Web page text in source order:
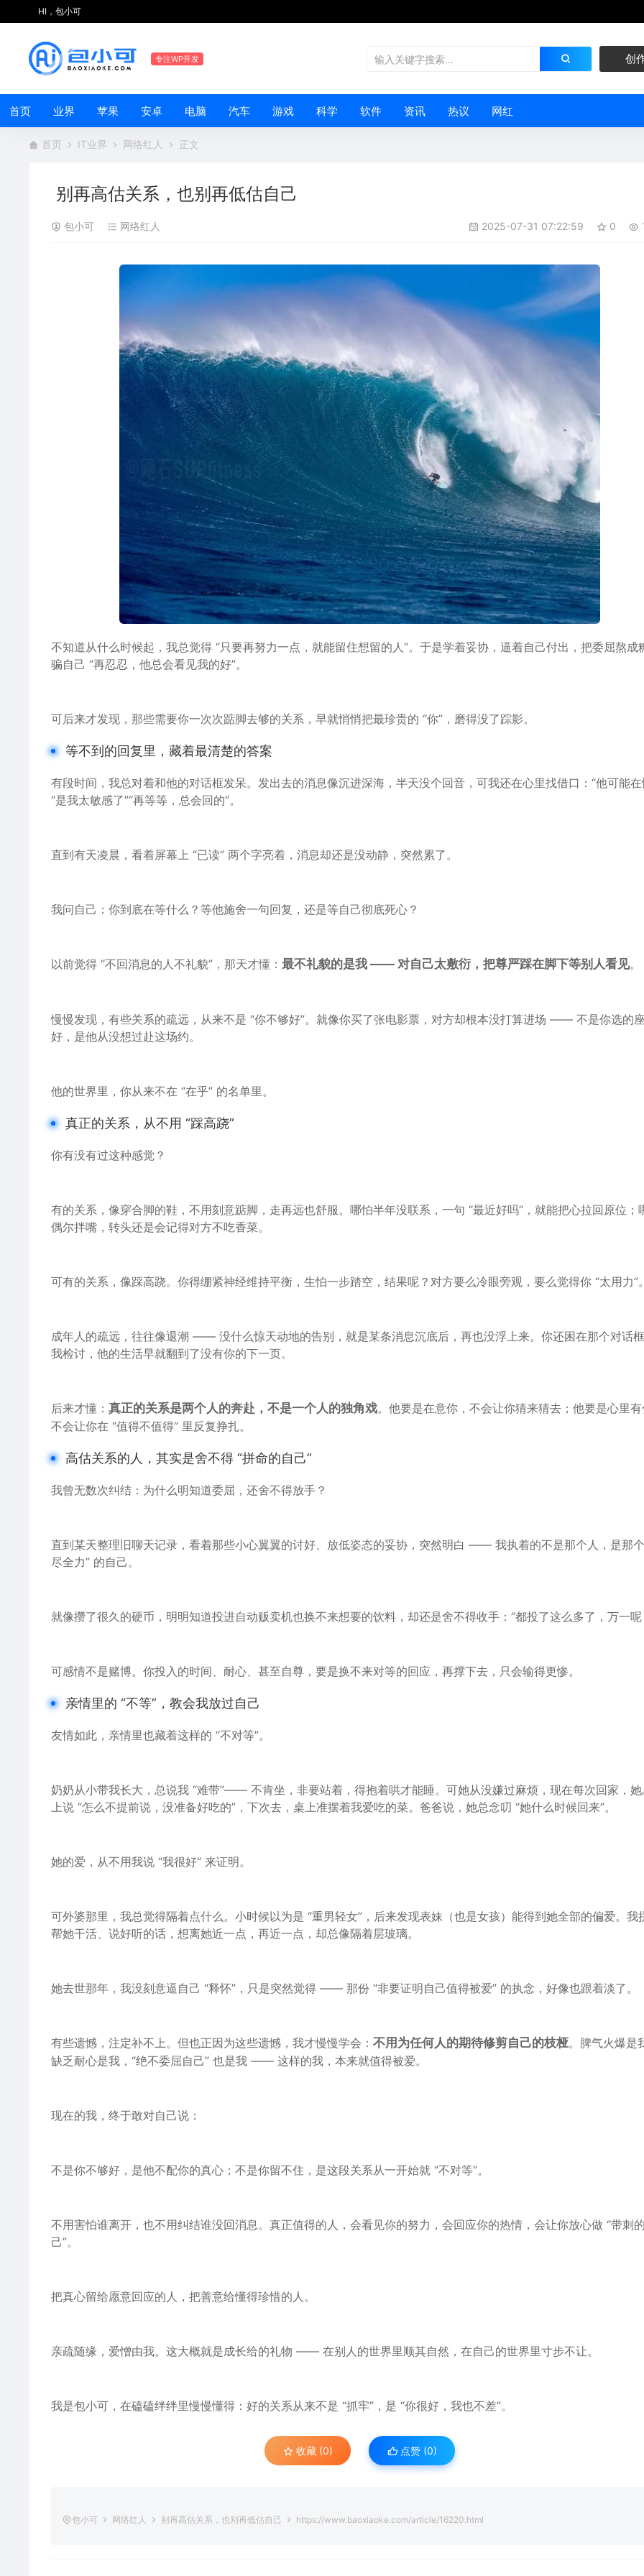
HI，包小可
专注WP开发 创
首页 业界 苹果 安卓 电脑 汽车 游戏 科学 软件 资讯 热议 网红
首页 IT业界 网络红人 正文
别再高估关系，也别再低估自己
包小可 网络红人 2025-07-31 07:22:59 0
不知道从什么时候起，我总觉得 “只要再努力一点， 就能留住想留的人”。于是学着妥协，逼着自己付出，把委屈熬成
骗自己 “再忍忍，他总会看见我的好”。
可后来才发现，那些需要你一次次踮脚去够的关系，早就悄悄把最珍贵的 “你”，磨得没了踪影。
等不到的回复里，藏着最清楚的答案
有段时间 ，我总对着和他的对话框发呆。发出去的消息像沉进深海 ，半天没个回音，可我还在心里找借口：“他可能在
“是我太敏感了”“再等等，总会回的”。
直到有天凌晨，看着屏幕上 “已读” 两个字亮着，消息却还是没动静，突然累了。
我问自己：你到底在等什么？等他施舍一句回复，还是等自己彻底死心？
以前觉得 “不回消息的人不礼貌”，那天才懂： 最不礼貌的是我 —— 对自己太敷衍，把尊严踩在脚下等别人看见。
慢慢发现，有些关系的疏远，从来不是 “你不够好”。就像你买了张电影票 ，对方却根本没打算进场 —— 不是你选的
好，是他从没想过赴这场约。
他的世界里，你从来不在 “在乎” 的名单里。
真正的关系，从不用 “踩高跷”
你有没有过这种感觉？
有的关系，像穿合脚的鞋 ，不用刻意踮脚，走再远也舒服。哪怕半年没联系，一句 “最近好吗”，就能把心拉回原位；
偶尔拌嘴，转头还是会记得对方不吃香菜。
可有的关系，像踩高跷。你得绷紧神经维持平衡，生怕一步踏空，结果呢？对方要么冷眼旁观，要么觉得你 “太用力”。
成年人的疏远，往往像退潮 —— 没什么惊天动地的告别，就是某条消息沉底后，再也没浮上来。你还困在那个对话
我检讨，他的生活早就翻到了没有你的下一页。
后来才懂： 真正的关系是两个人的奔赴，不是一个人的独角戏。他要是在意你，不会让你猜来猜去；他要是心里有
不会让你在 “值得不值得” 里反复挣扎。
高估关系的人，其实是舍不得 “拼命的自己”
我曾无数次纠结： 为什么明知道委屈，还舍不得放手？
直到某天整理旧聊天记录 ，看着那些小心翼翼的讨好、放低姿态的妥协，突然明白 —— 我执着的不是那个人，是那
尽全力” 的自己。
就像攒了很久的硬币，明明知道投进自动贩卖机也换不来想要的饮料 ，却还是舍不得收手：“都投了这么多了，万一呢
可感情不是赌博。你投入的时间、耐心、甚至自尊，要是换不来对等的回应 ，再撑下去，只会输得更惨。
亲情里的 “不等”，教会我放过自己
友情如此，亲情里也藏着这样的 “不对等”。
奶奶从小带我长大，总说我 “难带”—— 不肯坐，非要站着，得抱着哄才能睡。可她从没嫌过麻烦，现在每次回家，
上说 “怎么不提前说，没准备好吃的”，下次去，桌上准摆着我爱吃的菜。爸爸说，她总念叨 “她什么时候回来”。
她的爱，从不用我说 “我很好” 来证明。
可外婆那里，我总觉得隔着点什么。 小时候以为是 “重男轻女”，后来发现表妹（也是女孩）能得到她全部的偏爱。我
帮她干活、说好听的话 ，想离她近一点，再近一点，却总像隔着层玻璃。
她去世那年，我没刻意逼自己 “释怀”，只是突然觉得 —— 那份 “非要证明自己值得被爱” 的执念，好像也跟着淡了。
有些遗憾，注定补不上。但也正因为这些遗憾，我才慢慢学会： 不用为任何人的期待修剪自己的枝桠。脾气火爆是
缺乏耐心是我，“绝不委屈自己” 也是我 —— 这样的我，本来就值得被爱。
现在的我，终于敢对自己说：
不是你不够好，是他不配你的真心；不是你留不住，是这段关系从一开始就 “不对等”。
不用害怕谁离开，也不用纠结谁没回消息。真正值得的人，会看见你的努力，会回应你的热情，会让你放心做 “带刺
己”。
把真心留给愿意回应的人，把善意给懂得珍惜的人。
亲疏随缘，爱憎由我。这大概就是成长给的礼物 —— 在别人的世界里顺其自然，在自己的世界里寸步不让。
我是包小可，在磕磕绊绊里慢慢懂得：好的关系从来不是 “抓牢”，是 “你很好，我也不差”。
收藏 (0) 点赞 (0)
包小可 网络红人 别再高估关系，也别再低估自己 https://www.baoxiaoke.com/article/16220.html